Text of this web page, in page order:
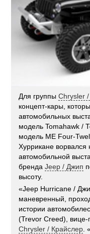
Для группыChrysler
концепт-кары,
автомобильных
модель Tomahawk /
модель ME Four-
Хуррикане
автомобильной
брендаJeep / Джип
высоту.
«Jeep Hurricane /
маневренный,
истории
(Trevor Creed), вице-
Chrysler / Крайслер .